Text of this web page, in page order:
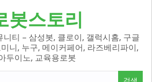
봇스토리
니티 – 삼성봇, 클로이, 갤럭시홈, 구글
니, 누구, 메이커페어, 라즈베리파이,
두이노, 교육용로봇